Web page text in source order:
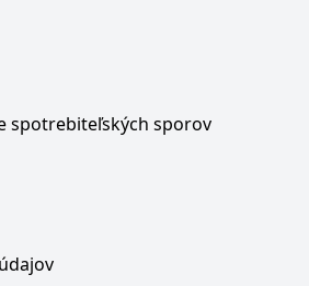
spotrebiteľských sporov